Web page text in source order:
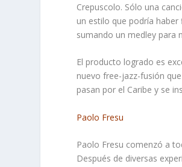
Crepuscolo. Sólo una
un estilo que podría
sumando un medley para
El producto logrado es
nuevo free-jazz-fusión
pasan por el Caribe y se
Paolo Fresu
Paolo Fresu comenzó a
Después de diversas